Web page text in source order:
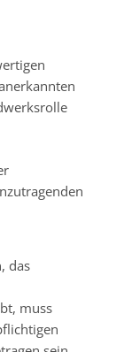
das
muss